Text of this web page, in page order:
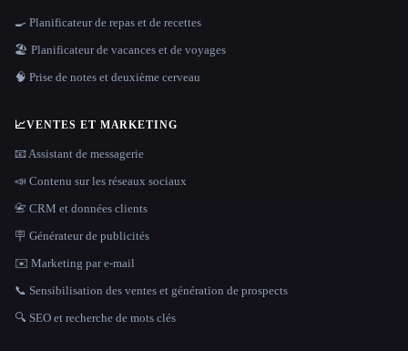
🍳 Planificateur de repas et de recettes
🏖 Planificateur de vacances et de voyages
🧠 Prise de notes et deuxième cerveau
📈VENTES ET MARKETING
📧 Assistant de messagerie
📣 Contenu sur les réseaux sociaux
📇 CRM et données clients
🪧 Générateur de publicités
✉️ Marketing par e-mail
📞 Sensibilisation des ventes et génération de prospects
🔍 SEO et recherche de mots clés